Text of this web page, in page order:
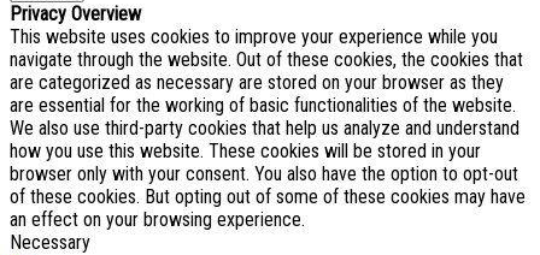
Privacy Overview
This website uses cookies to improve your experience while you
navigate through the website. Out of these cookies, the cookies that
are categorized as necessary are stored on your browser as they
are essential for the working of basic functionalities of the website.
We also use third-party cookies that help us analyze and understand
how you use this website. These cookies will be stored in your
browser only with your consent. You also have the option to opt-out
of these cookies. But opting out of some of these cookies may have
an effect on your browsing experience.
Necessary